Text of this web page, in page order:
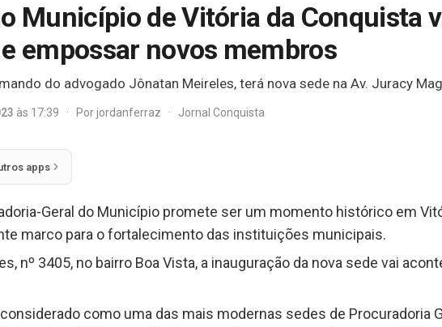
Município de Vitória da Conquista
empossar novos membros
do advogado Jônatan Meireles, terá nova sede na Av. Juracy
às 17:39 · Porjordanferraz · Jornal Conquista
apps
Geral do Município promete ser um momento histórico em
marco para o fortalecimento das instituições municipais.
nº 3405, no bairro Boa Vista, a inauguração da nova sede vai
como uma das mais modernas sedes de Procuradoria